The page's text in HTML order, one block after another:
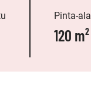
Pinta-ala
120 m²